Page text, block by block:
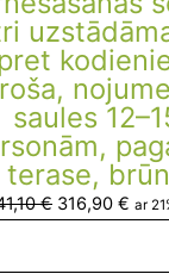
saules
terase,
€ 316,90 € ar